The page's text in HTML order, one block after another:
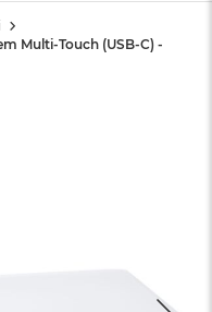
Multi-Touch (USB-C) -